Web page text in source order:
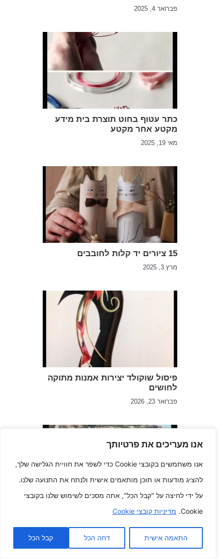
אנו מעריכים את פרטיותך
אנו משתמשים בקובצי Cookie כדי לשפר את חוויית הגלישה שלך,
להציג מודעות או תוכן מותאמים אישית ולנתח את התנועה שלנו.
על ידי לחיצה על "קבל הכל", אתה מסכים לשימוש שלנו בקובצי
Cookie. מדיניות קובצי Cookie
התאמה אישית דחה הכל קבל הכל
פברואר 4, 2025
כתר עטוף בחוט תוצרת בית מידע
מקטע אחר מקטע
מאי 19, 2025
15 ציורים יד קלות לחובבים
מרץ 3, 2025
פיסול שוקולד יצירות אמנות מתוקה
לחושים
פברואר 23, 2026
5 טקטיקות שבהן מינימליזם אולי רק
ינואר 22, 2026